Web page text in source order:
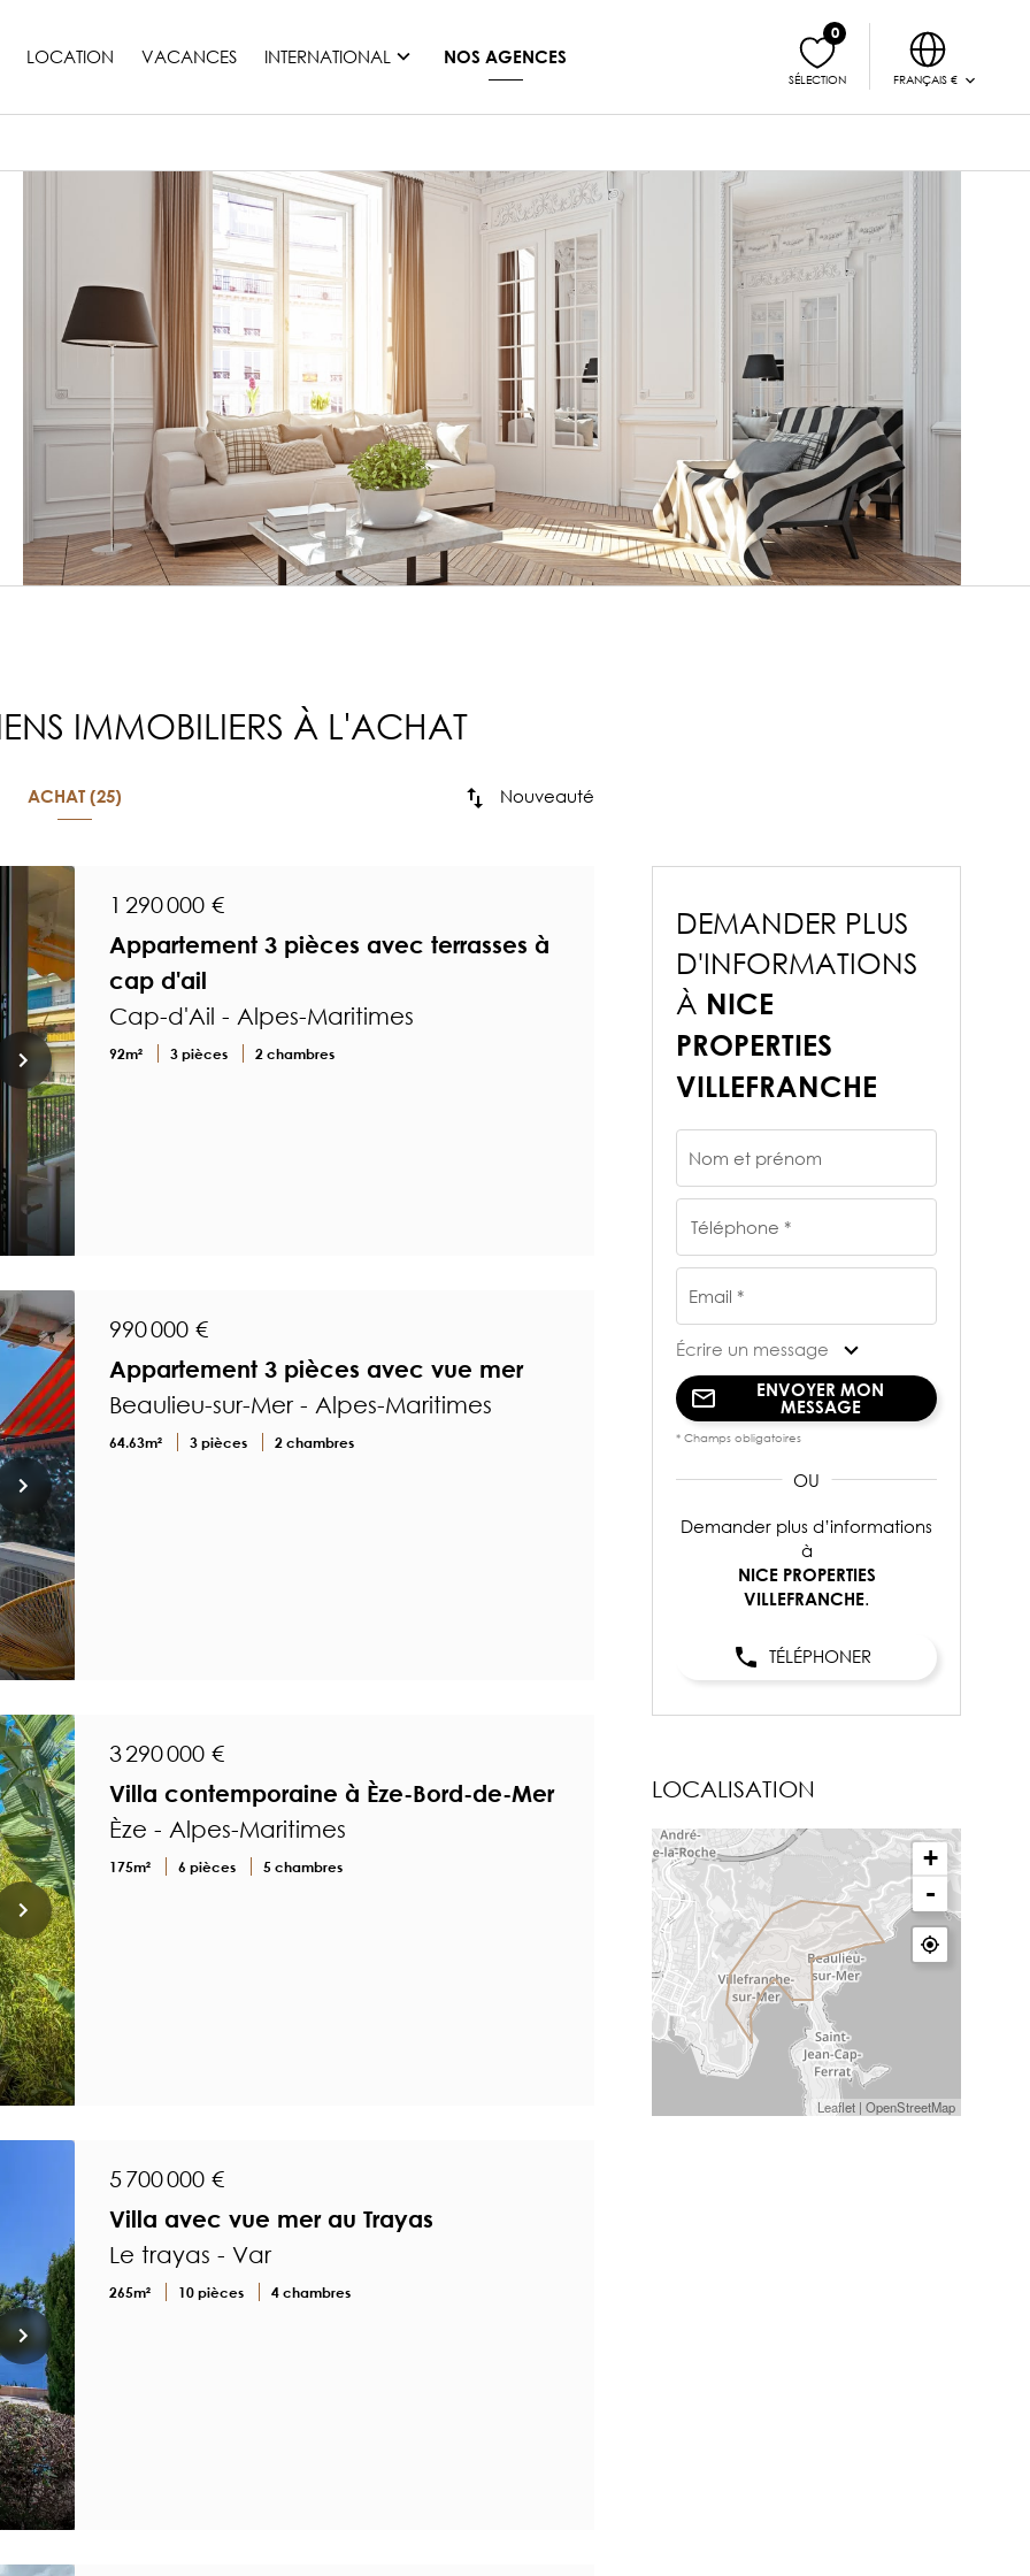
LOCATION VACANCES INTERNATIONAL
France
Maurice
Maroc
Espagne
Suisse
Tous les pays
NOS AGENCES
SÉLECTION
0
FRANÇAIS €
IMMOBILIERS À L'ACHAT
ACHAT (25) Nouveauté
1 290 000 €
Appartement 3 pièces avec terrasses à
cap d'ail
Cap-d'Ail - Alpes-Maritimes
92m² 3 pièces 2 chambres
990 000 €
Appartement 3 pièces avec vue mer
Beaulieu-sur-Mer - Alpes-Maritimes
64.63m² 3 pièces 2 chambres
3 290 000 €
Villa contemporaine à Èze-Bord-de-Mer
Èze - Alpes-Maritimes
175m² 6 pièces 5 chambres
5 700 000 €
Villa avec vue mer au Trayas
Le trayas - Var
265m² 10 pièces 4 chambres
DEMANDER PLUS
D'INFORMATIONS
À NICE
PROPERTIES
VILLEFRANCHE
Nom et prénom
Téléphone *
Email *
Écrire un message
ENVOYER MON
MESSAGE
* Champs obligatoires
Demander plus d’informations
à
NICE PROPERTIES
VILLEFRANCHE.
TÉLÉPHONER
LOCALISATION
+
-
Leaflet | OpenStreetMap